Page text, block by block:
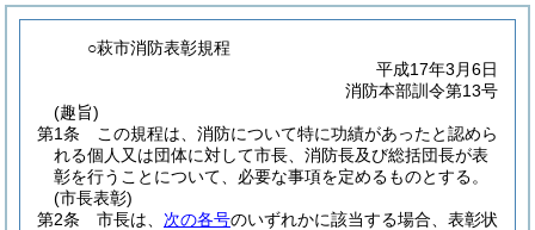
○萩市消防表彰規程
平成17年3月6日
消防本部訓令第13号
(趣旨)
第1条
この規程は、消防について特に功績があったと認めら
れる個人又は団体に対して市長、消防長及び総括団長が表
彰を行うことについて、必要な事項を定めるものとする。
(市長表彰)
第2条
市長は、 次の各号のいずれかに該当する場合、表彰状